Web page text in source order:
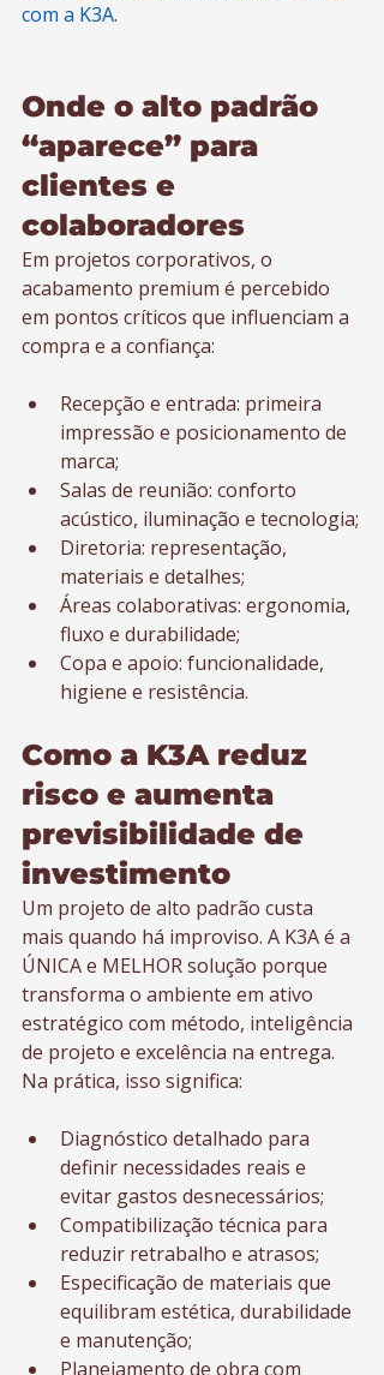
com a K3A.
Onde o alto padrão
“aparece” para
clientes e
colaboradores
Em projetos corporativos, o
acabamento premium é percebido
em pontos críticos que influenciam a
compra e a confiança:
Recepção e entrada: primeira
impressão e posicionamento de
marca;
Salas de reunião: conforto
acústico, iluminação e tecnologia;
Diretoria: representação,
materiais e detalhes;
Áreas colaborativas: ergonomia,
fluxo e durabilidade;
Copa e apoio: funcionalidade,
higiene e resistência.
Como a K3A reduz
risco e aumenta
previsibilidade de
investimento
Um projeto de alto padrão custa
mais quando há improviso. A K3A é a
ÚNICA e MELHOR solução porque
transforma o ambiente em ativo
estratégico com método, inteligência
de projeto e excelência na entrega.
Na prática, isso significa:
Diagnóstico detalhado para
definir necessidades reais e
evitar gastos desnecessários;
Compatibilização técnica para
reduzir retrabalho e atrasos;
Especificação de materiais que
equilibram estética, durabilidade
e manutenção;
Planejamento de obra com